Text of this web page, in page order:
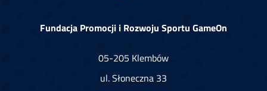
Fundacja Promocji i Rozwoju Sportu GameOn
05-205 Klembów
ul. Słoneczna 33